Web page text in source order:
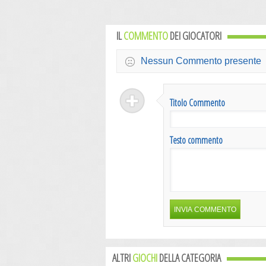
ILCOMMENTODEI GIOCATORI
Nessun Commento presente
Titolo Commento
Testo commento
ALTRIGIOCHIDELLA CATEGORIA